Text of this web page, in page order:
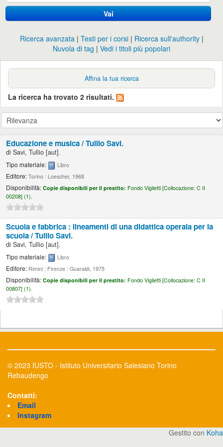
Vai
Ricerca avanzata Testi per i corsi
Ricerca sull'authority
Nuvola di tag
Vedi i titoli più popolari
Affina la tua ricerca
La ricerca ha trovato 2 risultati.
Educazione e musica /Tullio Savi.
diSavi, Tullio [aut].
Tipo materiale: Libro
Editore:Torino : Loescher, 1968
Disponibilità:Copie disponibili per il prestito: Fondo Viglietti [Collocazione:C II
00208] (1).
Scuola e fabbrica : lineamenti di una didattica operaia per la
scuola /Tullio Savi.
diSavi, Tullio [aut].
Tipo materiale: Libro
Editore: Rimini ; Firenze : Guaraldi, 1975
Disponibilità:Copie disponibili per il prestito: Fondo Viglietti [Collocazione:C II
00807] (1).
© 2023 IUSTO - Istituto Universitario Salesiano Torino
Rebaudengo
Contatti:
Email
Instagram
Gestito con Koha